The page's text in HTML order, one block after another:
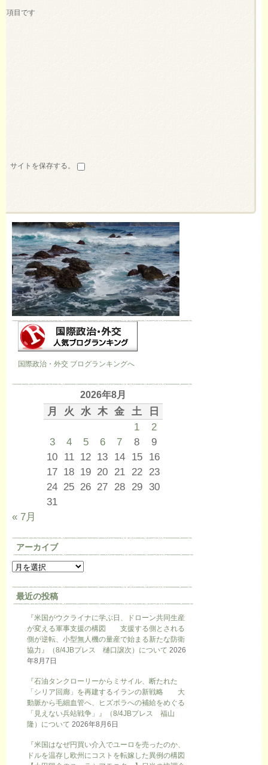
項目です
サイトを保存する。
国際政治・外交 ブログランキングへ
2026年8月
月 火 水 木 金 土
日
1
2
3
4 5 6 7 8
9
10 11 12 13 14 15
16
17 18 19 20 21 22
23
24 25 26 27 28 29 30
31
« 7月
アーカイブ
最近の投稿
『米国がウクライナに学ぶ日、ドローン共同生産
が変える軍事支援の構図 支援する側とされる
側が逆転、小型無人機の量産で始まる新たな防衛
協力』（8/4JBプレス 樋口譲次）について 2026
年8月7日
『石油タンクローリーからミサイル、断たれた
「シリア回廊」を再建するイランの新戦略 大
動脈から毛細血管へ、ヒズボラへの補給をめぐる
「見えない兵站戦争」』（8/4JBプレス 福山
隆）について 2026年8月6日
『米国はなぜ円買い介入でユーロを売ったのか、
ドルを温存し欧州にコストを転嫁した異例の構図